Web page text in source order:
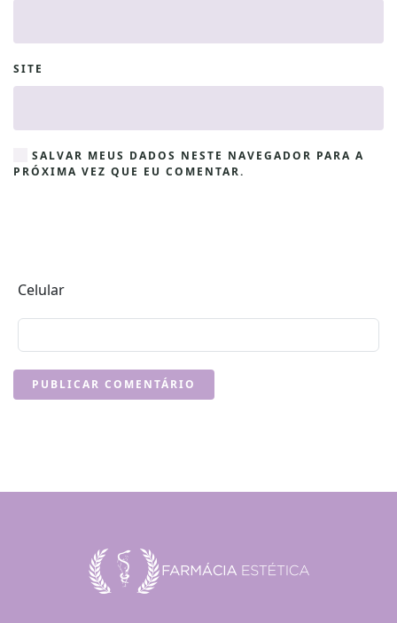
SITE
SALVAR MEUS DADOS NESTE NAVEGADOR PARA A
PRÓXIMA VEZ QUE EU COMENTAR.
Celular
PUBLICAR COMENTÁRIO